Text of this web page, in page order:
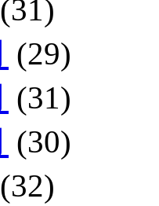
(31)
(29)
(31)
(30)
(32)